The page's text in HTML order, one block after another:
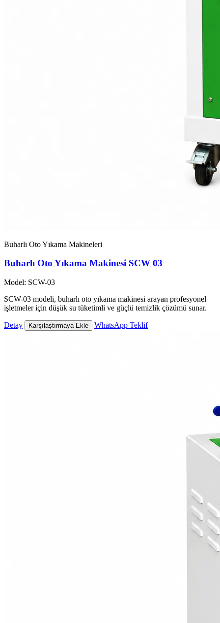
Buharlı Oto Yıkama Makineleri
Buharlı Oto Yıkama Makinesi SCW 03
Model: SCW-03
SCW-03 modeli, buharlı oto yıkama makinesi arayan profesyonel
işletmeler için düşük su tüketimli ve güçlü temizlik çözümü sunar.
Detay Karşılaştırmaya Ekle WhatsApp Teklif